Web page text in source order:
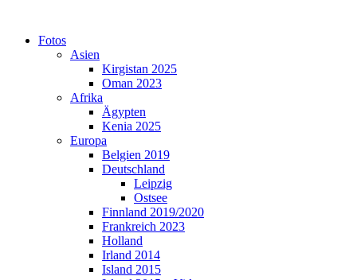
contentFotos
Asien
Kirgistan 2025
Oman 2023
Afrika
Ägypten
Kenia 2025
Europa
Belgien 2019
Deutschland
Leipzig
Ostsee
Finnland 2019/2020
Frankreich 2023
Holland
Irland 2014
Island 2015